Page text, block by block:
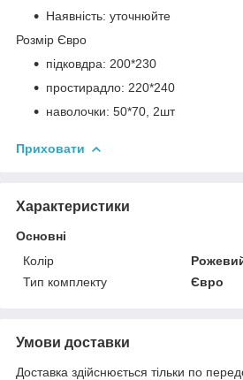
Наявність: уточнюйте
Розмір Євро
підковдра: 200*230
простирадло: 220*240
наволочки: 50*70, 2шт
Приховати
Характеристики
Основні
Колір
Тип комплекту
Євро
Умови доставки
Доставка здійснюється тільки по